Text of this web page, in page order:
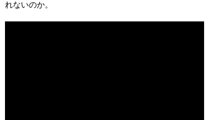
れないのか。